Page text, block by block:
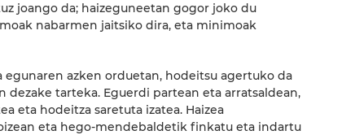
joango da; haizeguneetan gogor joko du
nabarmen jaitsiko dira, eta minimoak
egunaren azken orduetan, hodeitsu agertuko da
dezake tarteka. Eguerdi partean eta arratsaldean,
eta hodeitza saretuta izatea. Haizea
eta hego-mendebaldetik finkatu eta indartu